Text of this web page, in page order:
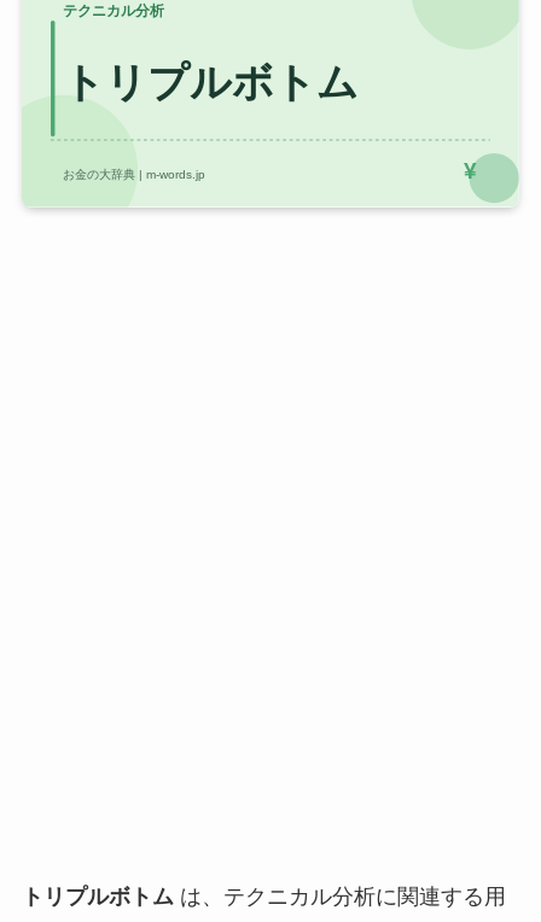
トリプルボトムは、テクニカル分析に関連する用